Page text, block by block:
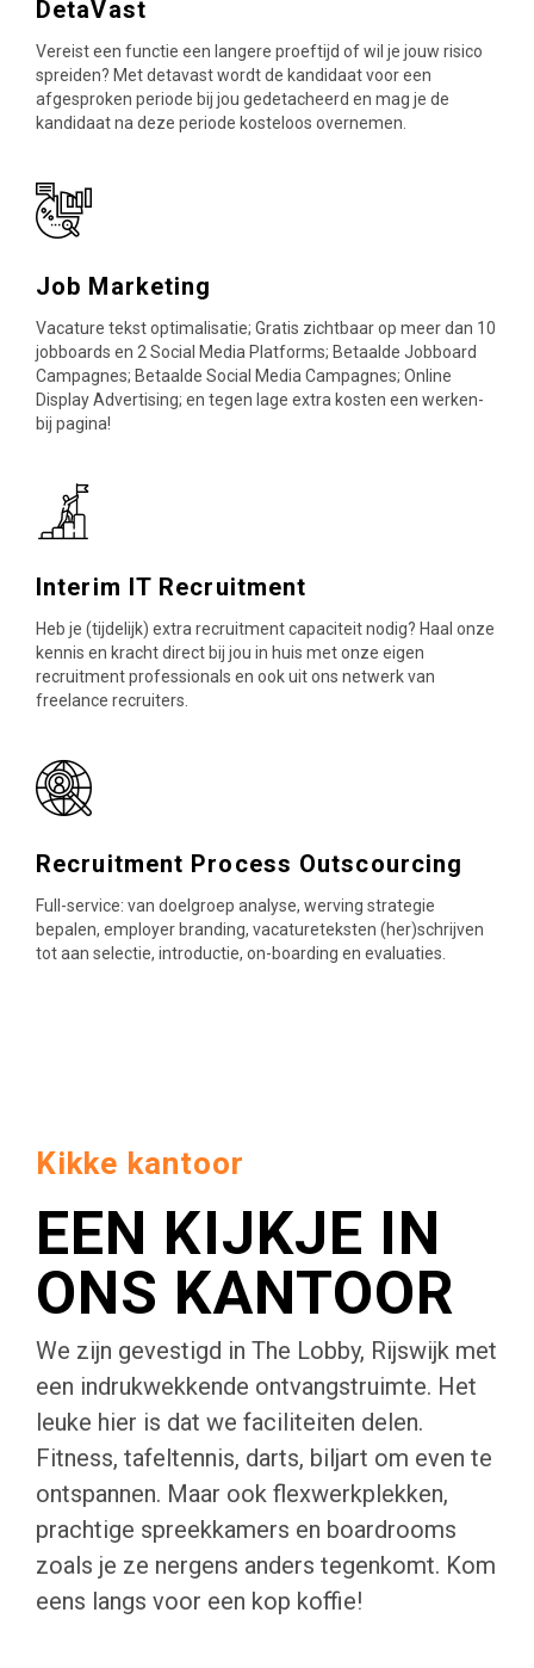
DetaVast
Vereist een functie een langere proeftijd of wil je jouw risico
spreiden? Met detavast wordt de kandidaat voor een
afgesproken periode bij jou gedetacheerd en mag je de
kandidaat na deze periode kosteloos overnemen.
Job Marketing
Vacature tekst optimalisatie; Gratis zichtbaar op meer dan 10
jobboards en 2 Social Media Platforms; Betaalde Jobboard
Campagnes; Betaalde Social Media Campagnes; Online
Display Advertising; en tegen lage extra kosten een werken-
bij pagina!
Interim IT Recruitment
Heb je (tijdelijk) extra recruitment capaciteit nodig? Haal onze
kennis en kracht direct bij jou in huis met onze eigen
recruitment professionals en ook uit ons netwerk van
freelance recruiters.
Recruitment Process Outscourcing
Full-service: van doelgroep analyse, werving strategie
bepalen, employer branding, vacatureteksten (her)schrijven
tot aan selectie, introductie, on-boarding en evaluaties.
Kikke kantoor
EEN KIJKJE IN
ONS KANTOOR
We zijn gevestigd in The Lobby, Rijswijk met
een indrukwekkende ontvangstruimte. Het
leuke hier is dat we faciliteiten delen.
Fitness, tafeltennis, darts, biljart om even te
ontspannen. Maar ook flexwerkplekken,
prachtige spreekkamers en boardrooms
zoals je ze nergens anders tegenkomt. Kom
eens langs voor een kop koffie!